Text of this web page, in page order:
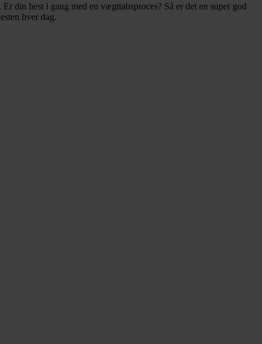
din hest i gang med en vægttabsproces? Så er det en super god
hver dag.